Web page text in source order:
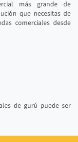
más grande de
que necesitas de
comerciales desde
de gurú puede ser